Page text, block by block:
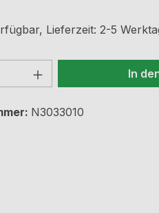
Lieferzeit: 2-5
Anzahl: Gib den
In
N3033010